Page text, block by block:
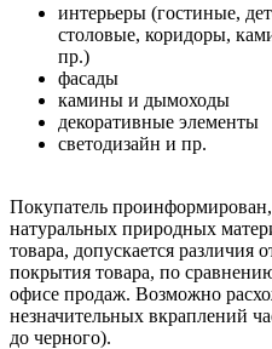
интерьеры (гостиные,
столовые, коридоры,
пр.)
фасады
камины и дымоходы
декоративные элементы
светодизайн и пр.
Покупатель
натуральных природных
товара, допускается различия
покрытия товара, по
офисе продаж. Возможно
незначительных вкраплений
до черного).